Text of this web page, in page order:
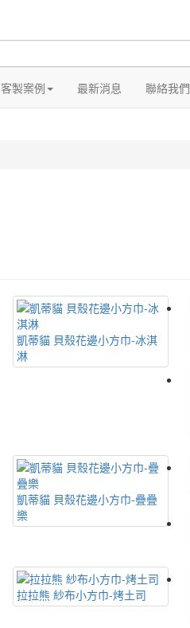
客製案例 最新消息 聯絡我們
凱蒂貓 貝殼花邊小方巾-冰淇
淋
凱蒂貓 貝殼花邊小方巾-疊疊
樂
拉拉熊 紗布小方巾-烤土司